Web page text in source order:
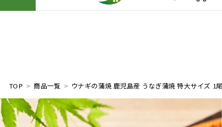
TOP 商品一覧 ウナギの蒲焼 鹿児島産 うなぎ蒲焼 特大サイズ 1